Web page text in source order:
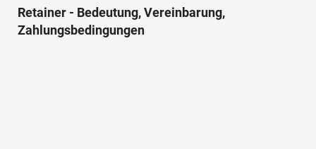
Retainer - Bedeutung, Vereinbarung,
Zahlungsbedingungen